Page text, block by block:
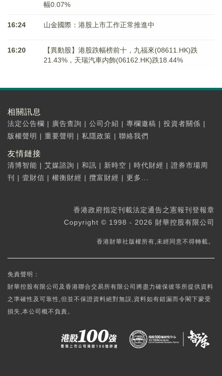
幅0.07%
16:24 山金國際：港股上市工作正常推進中
16:20
【異動股】港股跌幅榜前十，九福來(08611.HK)跌
21.43%，天瑞汽車内飾(06162.HK)跌18.44%
相關訊息
法定公告欄 | 廣告查詢 | 公司介紹 | 專欄邀稿 | 投資者關係 |
版權聲明 | 重要聲明 | 私隱政策 | 聯絡我們
友情鏈接
清博智能 | 艾媒諮詢 | 和訊 | 新時空 | 時代財經 | 證券市場周
刊
| 壹財信 | 權衡財經 | 攬富財經 | 更多...
香港政府指定刊載法定通告之憲報刊登報章
Copyright © 1998 - 2026 財華控股有限公司
香港財華社版權所有,未經同意不得轉載。
免責聲明：
財華控股有限公司及香港聯合交易所有限公司將盡力確保彼等所提供資料
之準確性及可靠性,但並不保證資料絕對無誤,資料如有錯漏而令閣下蒙受
損失,本公司概不負責。